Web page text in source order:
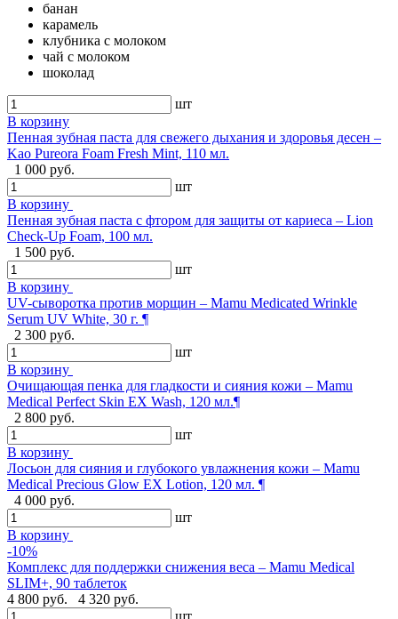
банан
карамель
клубника с молоком
чай с молоком
шоколад
шт
В корзину
Пенная зубная паста для свежего дыхания и здоровья десен –
Kao Pureora Foam Fresh Mint, 110 мл.
1 000 руб.
шт
В корзину
Пенная зубная паста с фтором для защиты от кариеса – Lion
Check-Up Foam, 100 мл.
1 500 руб.
шт
В корзину
UV-сыворотка против морщин – Mamu Medicated Wrinkle
Serum UV White, 30 г. ¶
2 300 руб.
шт
В корзину
Очищающая пенка для гладкости и сияния кожи – Mamu
Medical Perfect Skin EX Wash, 120 мл.¶
2 800 руб.
шт
В корзину
Лосьон для сияния и глубокого увлажнения кожи – Mamu
Medical Precious Glow EX Lotion, 120 мл. ¶
4 000 руб.
шт
В корзину
-10%
Комплекс для поддержки снижения веса – Mamu Medical
SLIM+, 90 таблеток
4 800 руб.
4 320 руб.